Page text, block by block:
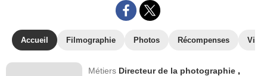
Accueil Filmographie Photos Récompenses
Métiers Directeur de la photographie ,